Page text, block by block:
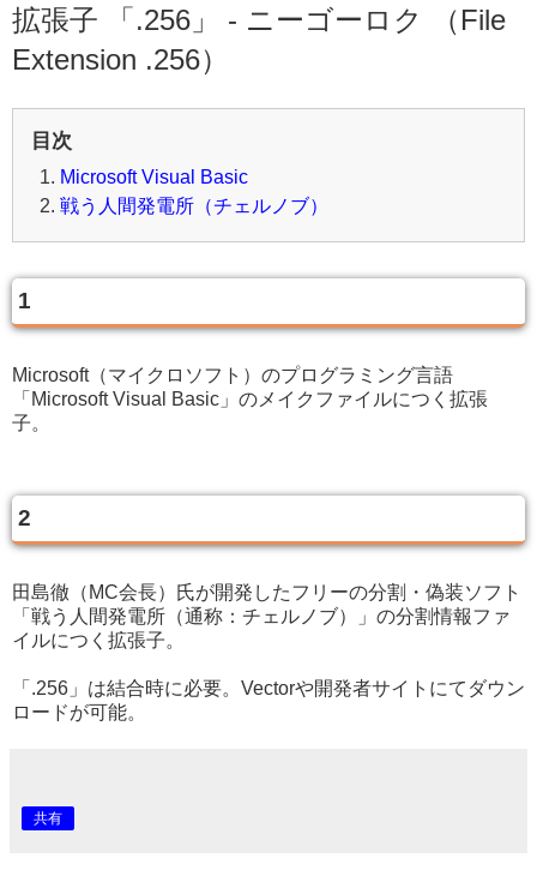
拡張子 「.256」 - ニーゴーロク （File
Extension .256）
目次
Microsoft Visual Basic
戦う人間発電所（チェルノブ）
1
Microsoft（マイクロソフト）のプログラミング言語
「Microsoft Visual Basic」のメイクファイルにつく拡張
子。
2
田島徹（MC会長）氏が開発したフリーの分割・偽装ソフト
「戦う人間発電所（通称：チェルノブ）」の分割情報ファ
イルにつく拡張子。
「.256」は結合時に必要。Vectorや開発者サイトにてダウン
ロードが可能。
共有